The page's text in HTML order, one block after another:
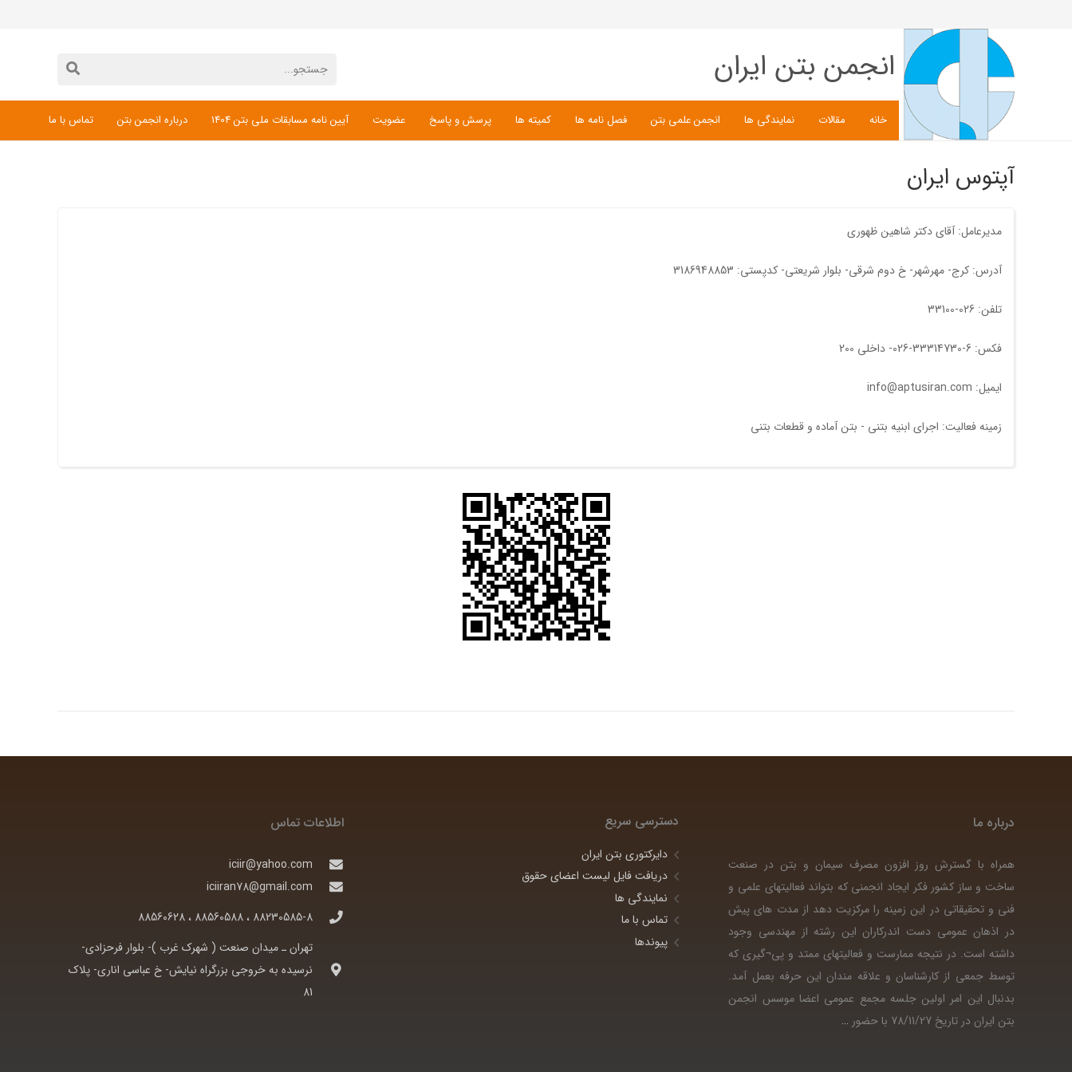
انجمن بتن ایران
خانه مقالات نمایندگی ها انجمن علمی بتن فصل نامه ها کمیته ها پرسش و پاسخ عضویت آیین نامه مسابقات ملی بتن 1404 درباره انجمن بتن تماس با ما
آپتوس ایران
مدیرعامل: آقای دکتر شاهين ظهوری
آدرس: کرج- مهرشهر- خ دوم شرقی- بلوار شريعتی- کدپستی: 3186948853
تلفن: 026-33100
فکس: 6-33314730-026- داخلی 200
ایمیل: info@aptusiran.com
زمینه فعالیت: اجرای ابنیه بتنی - بتن آماده و قطعات بتنی
درباره ما
همراه با گسترش روز افزون مصرف سیمان و بتن در صنعت
ساخت و ساز کشور فکر ایجاد انجمنی که بتواند فعالیتهای علمی و
فنی و تحقیقاتی در این زمینه را مرکزیت دهد از مدت های پیش
در اذهان عمومی دست اندرکاران این رشته از مهندسی وجود
داشته است. در نتیجه ممارست و فعالیتهای ممتد و پی¬گیری که
توسط جمعی از کارشناسان و علاقه مندان این حرفه بعمل آمد.
بدنبال این امر اولین جلسه مجمع عمومی اعضا موسس انجمن
بتن ایران در تاریخ 78/11/27 با حضور
…
دسترسی سریع
دایرکتوری بتن ایران
دریافت فایل لیست اعضای حقوق
نمایندگی ها
تماس با ما
پیوندها
اطلاعات تماس
iciir@yahoo.com
iciiran78@gmail.com
88230585-8 ، 88560588 ، 88560628
تهران ـ ميدان صنعت ( شهرک غرب )- بلوار فرحزادی-
نرسيده به خروجی بزرگراه نيايش- خ عباسی اناری- پلاک
81